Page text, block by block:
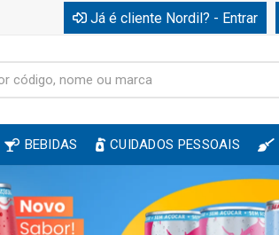
Já é cliente Nordil? - Entrar
BEBIDAS CUIDADOS PESSOAIS